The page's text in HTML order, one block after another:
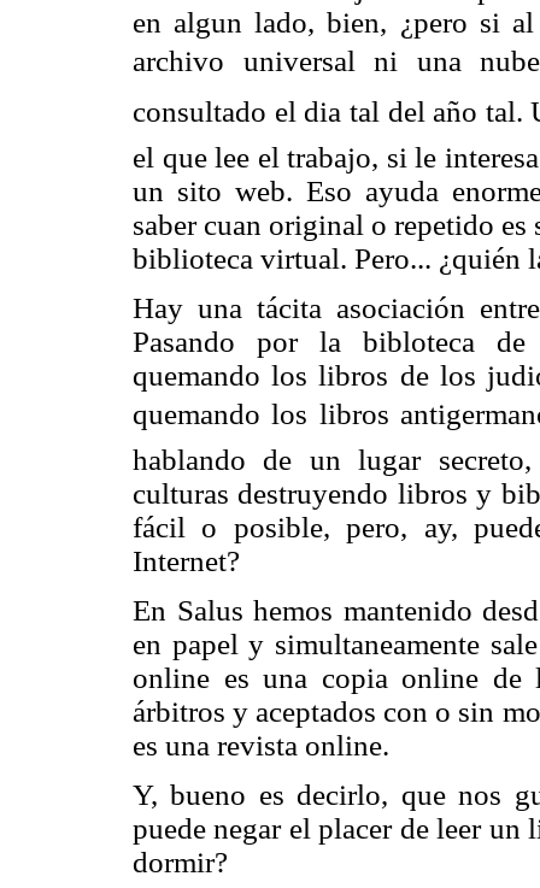
en algun lado, bien, ¿pero si
archivo universal ni una
consultado el dia tal del año
el que lee el trabajo, si le
un sito web. Eso ayuda
saber cuan original o repetido es
biblioteca virtual. Pero... ¿quién
Hay una tácita asociación
Pasando por la bibloteca de
quemando los libros de los
quemando los libros
hablando de un lugar
culturas destruyendo libros y
fácil o posible, pero, ay,
Internet?
En Salus hemos mantenido
en papel y simultaneamente
online es una copia online de
árbitros y aceptados con o sin
es una revista online.
Y, bueno es decirlo, que nos
puede negar el placer de leer un
dormir?